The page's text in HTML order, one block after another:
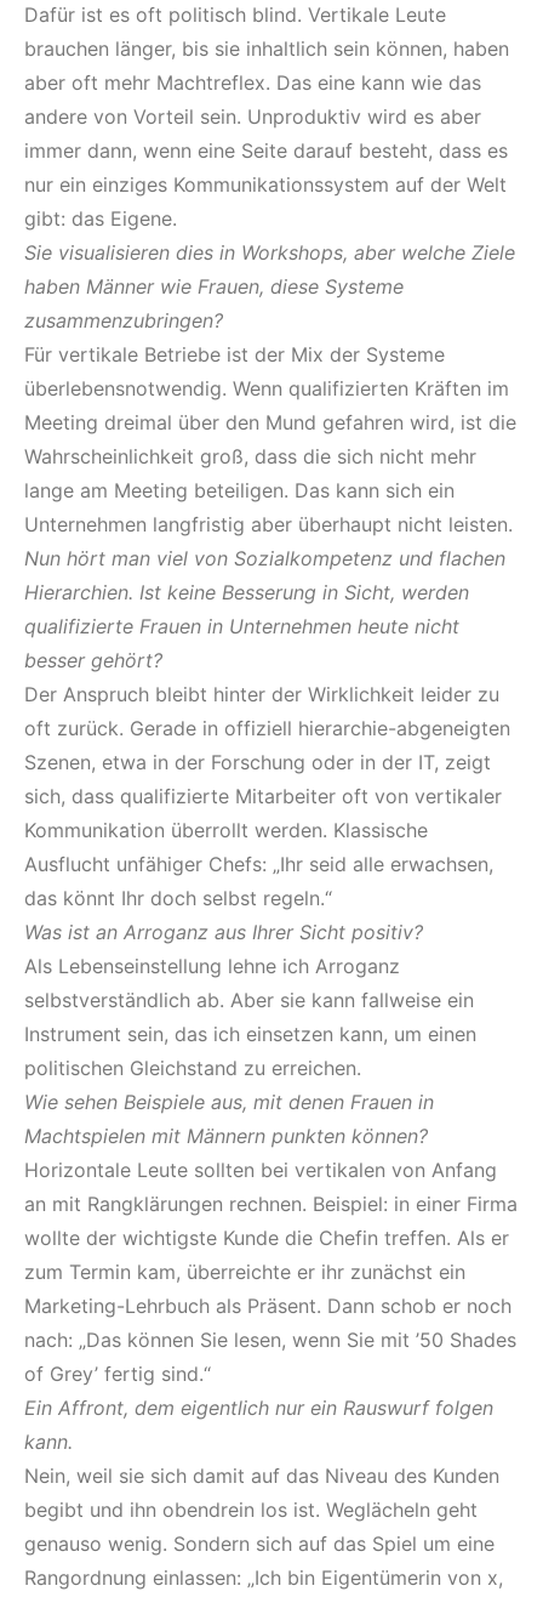
Dafür ist es oft politisch blind. Vertikale Leute
brauchen länger, bis sie inhaltlich sein können, haben
aber oft mehr Machtreflex. Das eine kann wie das
andere von Vorteil sein. Unproduktiv wird es aber
immer dann, wenn eine Seite darauf besteht, dass es
nur ein einziges Kommunikationssystem auf der Welt
gibt: das Eigene.
Sie visualisieren dies in Workshops, aber welche Ziele
haben Männer wie Frauen, diese Systeme
zusammenzubringen?
Für vertikale Betriebe ist der Mix der Systeme
überlebensnotwendig. Wenn qualifizierten Kräften im
Meeting dreimal über den Mund gefahren wird, ist die
Wahrscheinlichkeit groß, dass die sich nicht mehr
lange am Meeting beteiligen. Das kann sich ein
Unternehmen langfristig aber überhaupt nicht leisten.
Nun hört man viel von Sozialkompetenz und flachen
Hierarchien. Ist keine Besserung in Sicht, werden
qualifizierte Frauen in Unternehmen heute nicht
besser gehört?
Der Anspruch bleibt hinter der Wirklichkeit leider zu
oft zurück. Gerade in offiziell hierarchie-abgeneigten
Szenen, etwa in der Forschung oder in der IT, zeigt
sich, dass qualifizierte Mitarbeiter oft von vertikaler
Kommunikation überrollt werden. Klassische
Ausflucht unfähiger Chefs: „Ihr seid alle erwachsen,
das könnt Ihr doch selbst regeln.“
Was ist an Arroganz aus Ihrer Sicht positiv?
Als Lebenseinstellung lehne ich Arroganz
selbstverständlich ab. Aber sie kann fallweise ein
Instrument sein, das ich einsetzen kann, um einen
politischen Gleichstand zu erreichen.
Wie sehen Beispiele aus, mit denen Frauen in
Machtspielen mit Männern punkten können?
Horizontale Leute sollten bei vertikalen von Anfang
an mit Rangklärungen rechnen. Beispiel: in einer Firma
wollte der wichtigste Kunde die Chefin treffen. Als er
zum Termin kam, überreichte er ihr zunächst ein
Marketing-Lehrbuch als Präsent. Dann schob er noch
nach: „Das können Sie lesen, wenn Sie mit ’50 Shades
of Grey’ fertig sind.“
Ein Affront, dem eigentlich nur ein Rauswurf folgen
kann.
Nein, weil sie sich damit auf das Niveau des Kunden
begibt und ihn obendrein los ist. Weglächeln geht
genauso wenig. Sondern sich auf das Spiel um eine
Rangordnung einlassen: „Ich bin Eigentümerin von x,